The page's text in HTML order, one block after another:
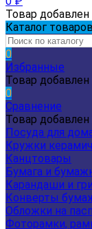
Товар добавлен
Каталог товаров
0
Избранные
Товар
0
Сравнение
Товар
Посуда для
Кружки
Канцтовары
Бумага и
Карандаши и
Конверты
Обложки на
Фоторамки,